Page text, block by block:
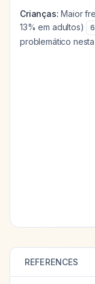
Crianças: Maior
13% em adultos)
6
problemático
REFERENCES